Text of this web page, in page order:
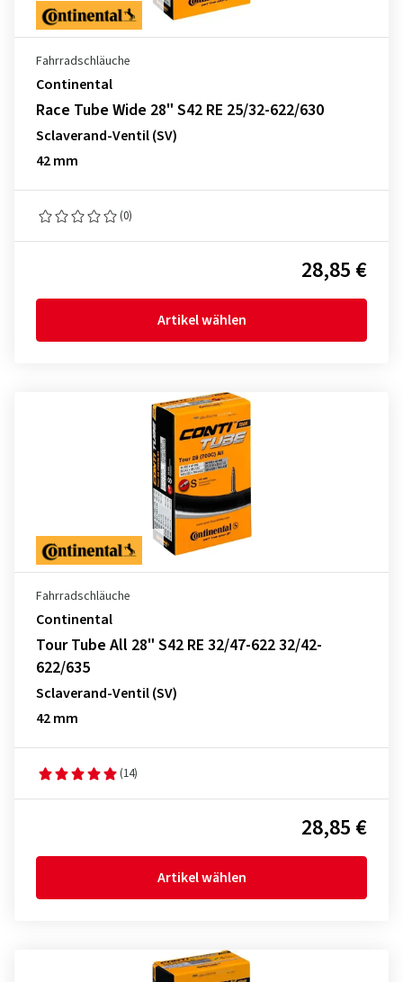
Fahrradschläuche
Continental
Race Tube Wide 28" S42 RE 25/32-622/630
Sclaverand-Ventil (SV)
42 mm
(0)
28,85 €
Artikel wählen
Fahrradschläuche
Continental
Tour Tube All 28" S42 RE 32/47-622 32/42-
622/635
Sclaverand-Ventil (SV)
42 mm
(14)
28,85 €
Artikel wählen